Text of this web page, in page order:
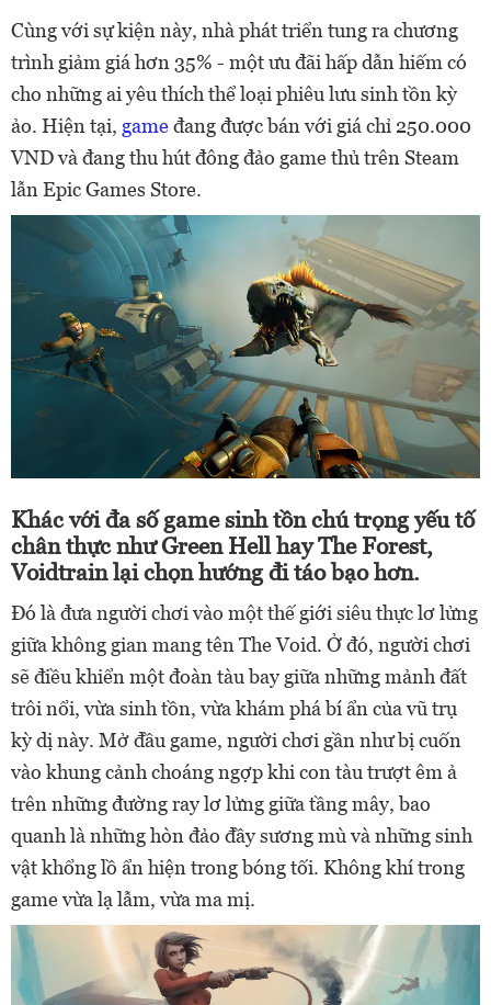
Cùng với sự kiện này, nhà phát triển tung ra chương
trình giảm giá hơn 35% - một ưu đãi hấp dẫn hiếm có
cho những ai yêu thích thể loại phiêu lưu sinh tồn kỳ
ảo. Hiện tại, gameđang được bán với giá chỉ 250.000
VND và đang thu hút đông đảo game thủ trên Steam
lẫn Epic Games Store.
Khác với đa số game sinh tồn chú trọng yếu tố
chân thực như Green Hell hay The Forest,
Voidtrain lại chọn hướng đi táo bạo hơn.
Đó là đưa người chơi vào một thế giới siêu thực lơ lửng
giữa không gian mang tên The Void. Ở đó, người chơi
sẽ điều khiển một đoàn tàu bay giữa những mảnh đất
trôi nổi, vừa sinh tồn, vừa khám phá bí ẩn của vũ trụ
kỳ dị này. Mở đầu game, người chơi gần như bị cuốn
vào khung cảnh choáng ngợp khi con tàu trượt êm ả
trên những đường ray lơ lửng giữa tầng mây, bao
quanh là những hòn đảo đầy sương mù và những sinh
vật khổng lồ ẩn hiện trong bóng tối. Không khí trong
game vừa lạ lẫm, vừa ma mị.